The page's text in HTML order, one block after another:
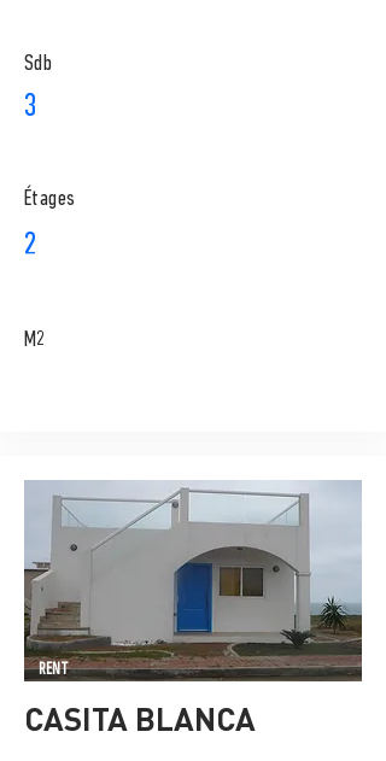
Sdb
3
​Étages
2
M2
RENT
CASITA BLANCA